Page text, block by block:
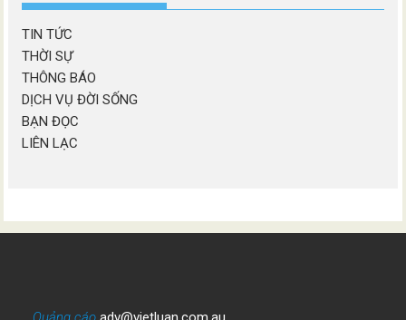
TIN TỨC
THỜI SỰ
THÔNG BÁO
DỊCH VỤ ĐỜI SỐNG
BẠN ĐỌC
LIÊN LẠC